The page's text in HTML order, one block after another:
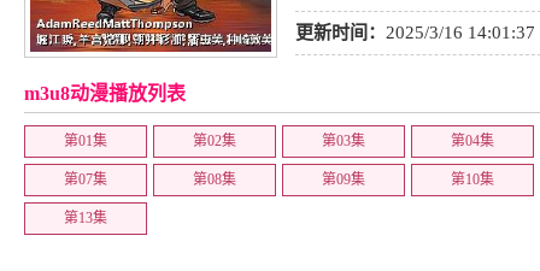
更新时间： 2025/3/16 14:01:37
m3u8动漫播放列表
第01集 第02集 第03集 第04集
第07集 第08集 第09集 第10集
第13集